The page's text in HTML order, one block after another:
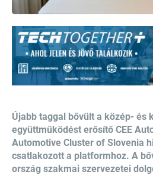
Újabb taggal bővült a közép- és
együttműködést erősítő CEE
Automotive Cluster of Slovenia
csatlakozott a platformhoz. A
ország szakmai szervezetei